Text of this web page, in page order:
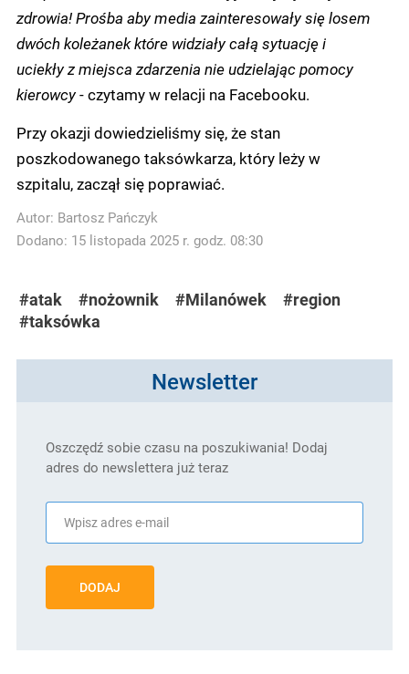
zdrowia! Prośba aby media zainteresowały się losem
dwóch koleżanek które widziały całą sytuację i
uciekły z miejsca zdarzenia nie udzielając pomocy
kierowcy- czytamy w relacji na Facebooku.
Przy okazji dowiedzieliśmy się, że stan
poszkodowanego taksówkarza, który leży w
szpitalu, zaczął się poprawiać.
Autor: Bartosz Pańczyk
Dodano: 15 listopada 2025 r. godz. 08:30
#atak #nożownik #Milanówek
#region
#taksówka
Newsletter
Oszczędź sobie czasu na poszukiwania! Dodaj
adres do newslettera już teraz
DODAJ